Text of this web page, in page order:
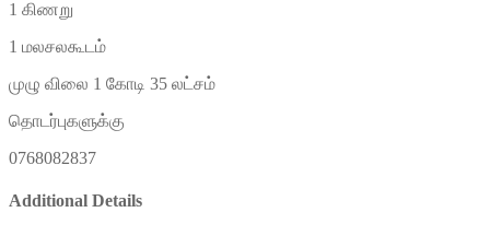
1 கிணறு
1 மலசலகூடம்
முழு விலை 1 கோடி 35 லட்சம்
தொடர்புகளுக்கு
0768082837
Additional Details